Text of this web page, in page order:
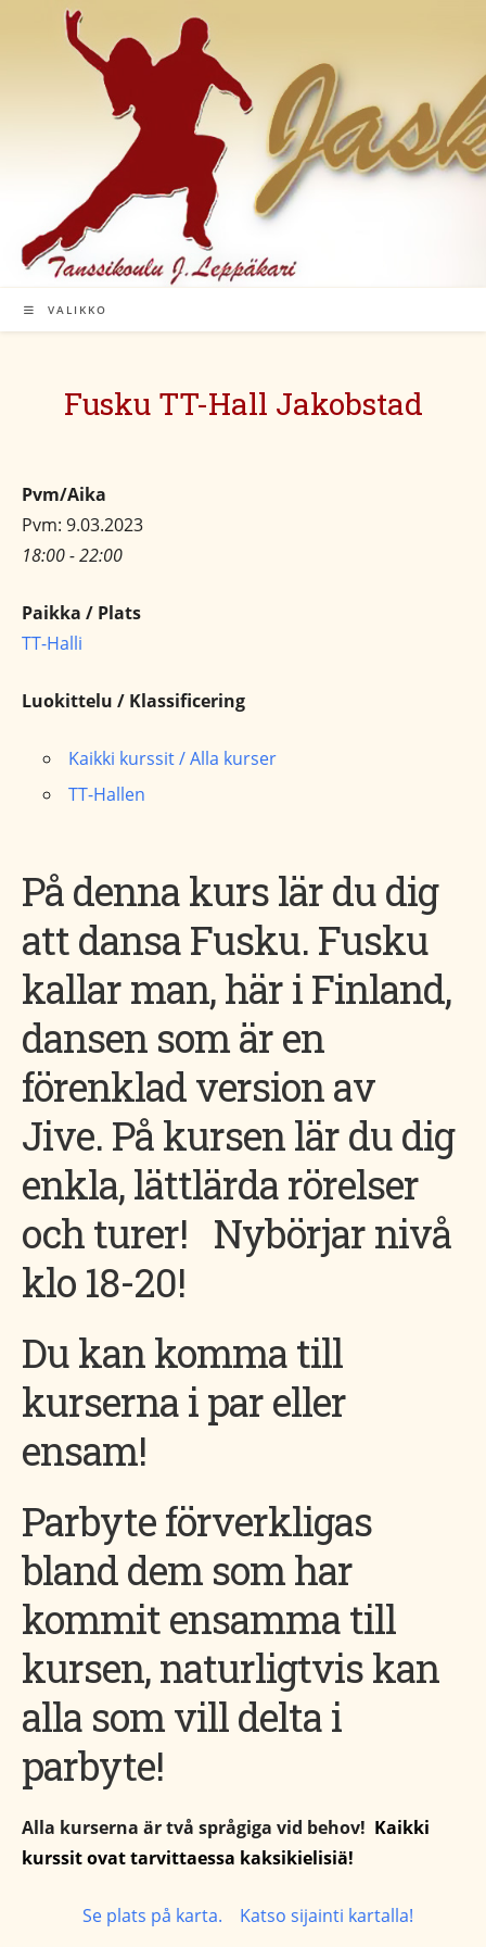
VALIKKO
Fusku TT-Hall Jakobstad
Pvm/Aika
Pvm: 9.03.2023
18:00 - 22:00
Paikka / Plats
TT-Halli
Luokittelu / Klassificering
Kaikki kurssit / Alla kurser
TT-Hallen
På denna kurs lär du dig
att dansa Fusku. Fusku
kallar man, här i Finland,
dansen som är en
förenklad version av
Jive. På kursen lär du dig
enkla, lättlärda rörelser
och turer! Nybörjar nivå
klo 18-20!
Du kan komma till
kurserna i par eller
ensam!
Parbyte förverkligas
bland dem som har
kommit ensamma till
kursen, naturligtvis kan
alla som villdelta i
parbyte!
Alla kurserna är två språgiga vid behov! Kaikki
kurssit ovat tarvittaessa kaksikielisiä!
Se plats på karta. Katso sijainti kartalla!